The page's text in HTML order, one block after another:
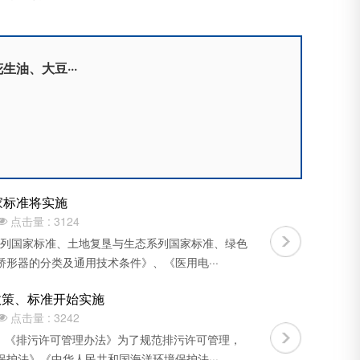
油、大豆···
准将实施
点击量 : 3124
国家标准、土地复垦与生态系列国家标准、绿色
器的分类及通用技术条件》、《医用电···
、标准开始实施
点击量 : 3242
排污许可管理办法》为了规范排污许可管理，